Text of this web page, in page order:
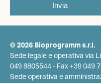
© 2026 Bioprogramm s.r.l.
Sede legale e operativa via
049 8805544 - Fax +39 049
Sede operativa e